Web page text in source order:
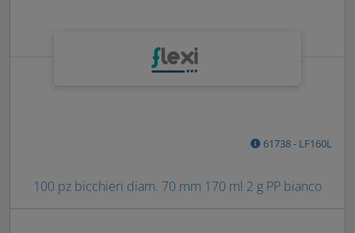
61738 - LF160L
100 pz bicchieri diam. 70 mm 170 ml 2 g PP bianco